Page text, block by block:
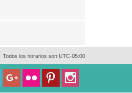
Todos los horarios son UTC-05:00